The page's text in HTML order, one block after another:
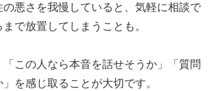
悪さを我慢していると、気軽に相談で
で放置してしまうことも。
この人なら本音を話せそうか」「質問
を感じ取ることが大切です。